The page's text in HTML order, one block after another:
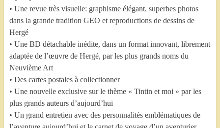
• Une revue très visuelle: graphisme élégant, superbes photos
dans la grande tradition GEO et reproductions de dessins de
Hergé
• Une BD détachable inédite, dans un format innovant, librement
adaptée de l’œuvre de Hergé, par les plus grands noms du
Neuvième Art
• Des cartes postales à collectionner
• Une nouvelle exclusive sur le thème « Tintin et moi » par les
plus grands auteurs d’aujourd’hui
• Un grand entretien avec des personnalités emblématiques de